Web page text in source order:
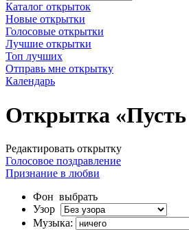
Каталог открыток
Новые открытки
Голосовые открытки
Лучшие открытки
Топ лучших
Отправь мне открытку
Календарь
Открытка «Пусть
Редактировать открытку
Голосовое поздравление
Признание в любви
Фон выбрать
Узор
Музыка: